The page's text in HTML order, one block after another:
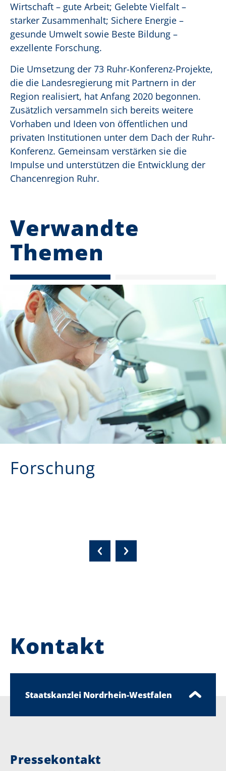
Wirtschaft – gute Arbeit; Gelebte Vielfalt –
starker Zusammenhalt; Sichere Energie –
gesunde Umwelt sowie Beste Bildung –
exzellente Forschung.
Die Umsetzung der 73 Ruhr-Konferenz-Projekte,
die die Landesregierung mit Partnern in der
Region realisiert, hat Anfang 2020 begonnen.
Zusätzlich versammeln sich bereits weitere
Vorhaben und Ideen von öffentlichen und
privaten Institutionen unter dem Dach der Ruhr-
Konferenz. Gemeinsam verstärken sie die
Impulse und unterstützen die Entwicklung der
Chancenregion Ruhr.
Verwandte
Themen
Forschung
Kontakt
Staatskanzlei Nordrhein-Westfalen
Pressekontakt